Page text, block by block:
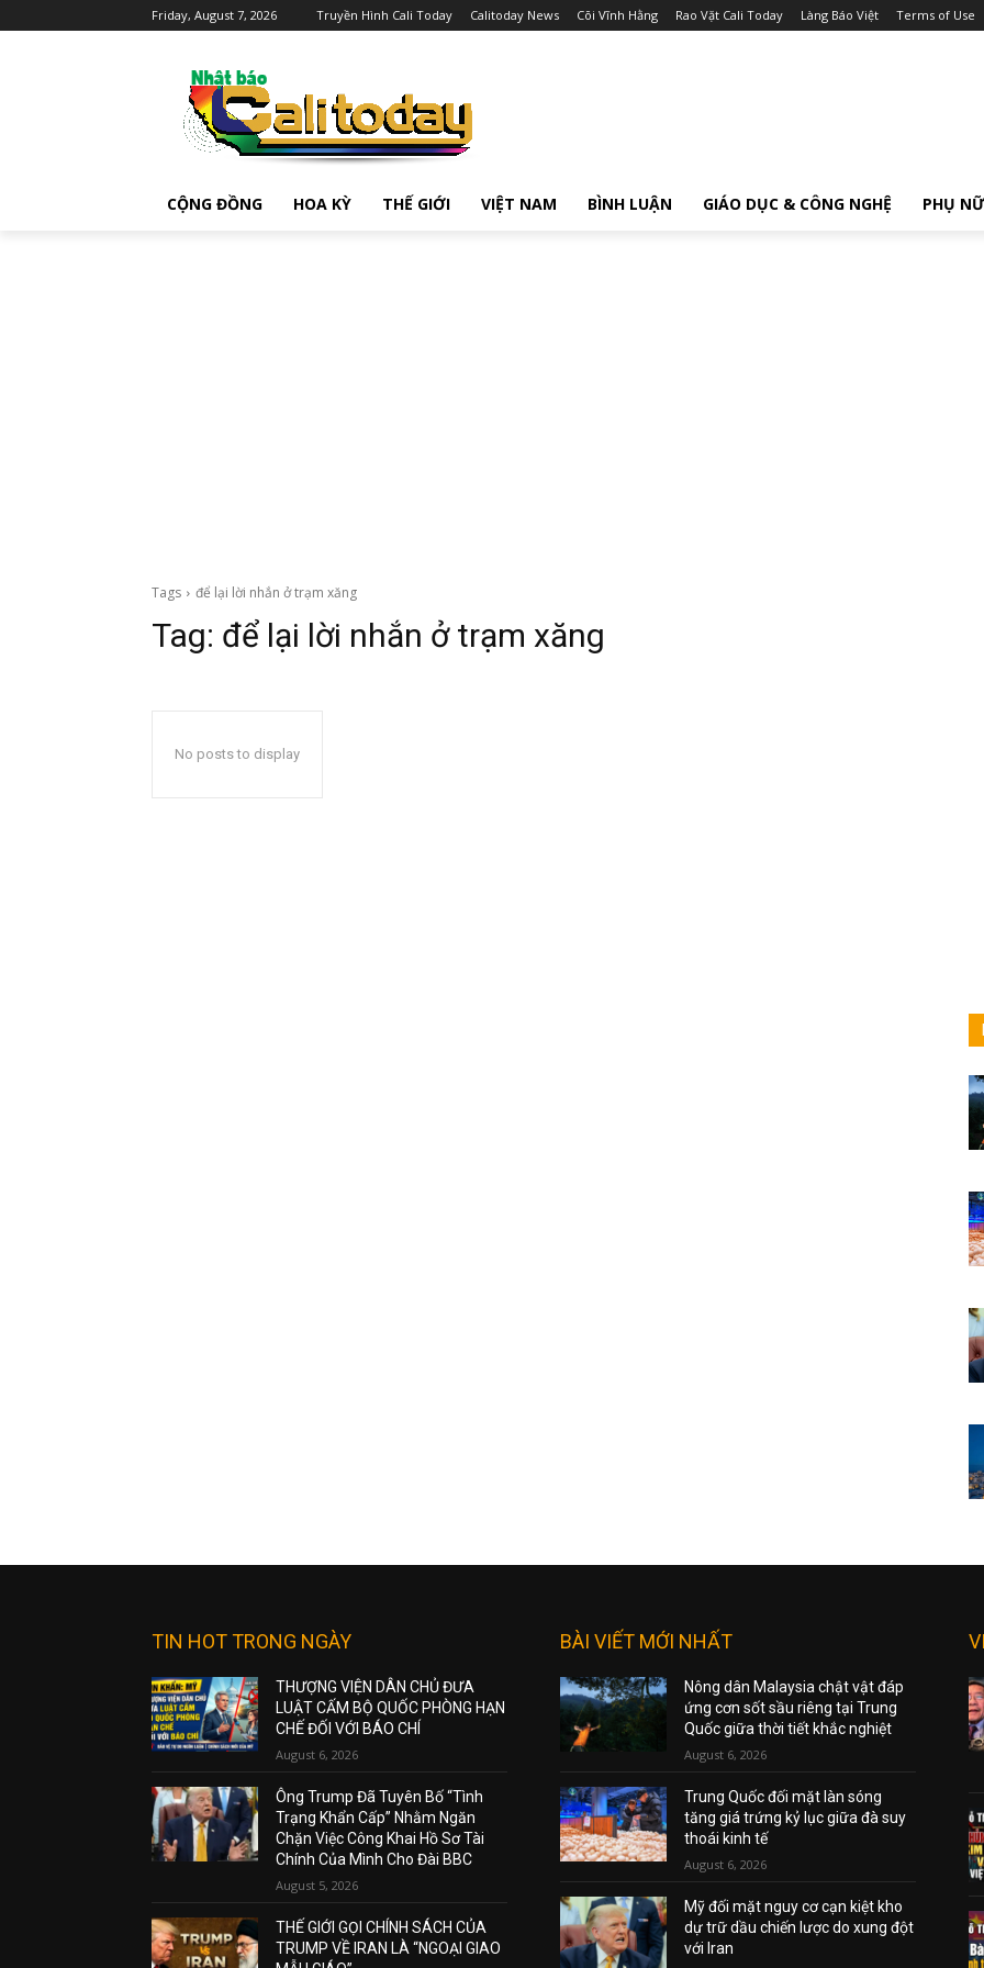
Friday, August 7, 2026 Truyền Hình Cali Today Calitoday News Cõi Vĩnh Hằng Rao Vặt Cali Today Làng Báo Việt Terms of Use
CỘNG ĐỒNG HOA KỲ THẾ GIỚI VIỆT NAM BÌNH LUẬN GIÁO DỤC & CÔNG NGHỆ PHỤ NỮ
Tags để lại lời nhắn ở trạm xăng
Tag: để lại lời nhắn ở trạm xăng
No posts to display
TIN HOT TRONG NGÀY
THƯỢNG VIỆN DÂN CHỦ ĐƯA
LUẬT CẤM BỘ QUỐC PHÒNG HẠN
CHẾ ĐỐI VỚI BÁO CHÍ
August 6, 2026
Ông Trump Đã Tuyên Bố “Tình
Trạng Khẩn Cấp” Nhằm Ngăn
Chặn Việc Công Khai Hồ Sơ Tài
Chính Của Mình Cho Đài BBC
August 5, 2026
THẾ GIỚI GỌI CHÍNH SÁCH CỦA
TRUMP VỀ IRAN LÀ “NGOẠI GIAO
BÀI VIẾT MỚI NHẤT
Nông dân Malaysia chật vật đáp
ứng cơn sốt sầu riêng tại Trung
Quốc giữa thời tiết khắc nghiệt
August 6, 2026
Trung Quốc đối mặt làn sóng
tăng giá trứng kỷ lục giữa đà suy
thoái kinh tế
August 6, 2026
Mỹ đối mặt nguy cơ cạn kiệt kho
dự trữ dầu chiến lược do xung đột
với Iran